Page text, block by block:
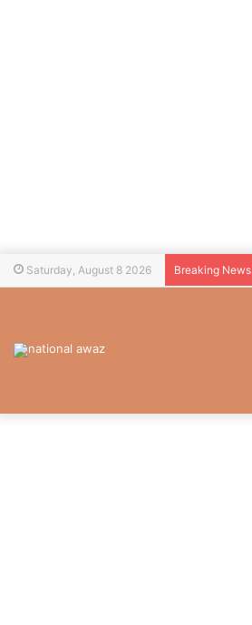
Saturday, August 8 2026 Breaking News